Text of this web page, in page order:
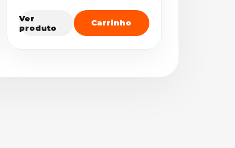
Ver
produto
Carrinho